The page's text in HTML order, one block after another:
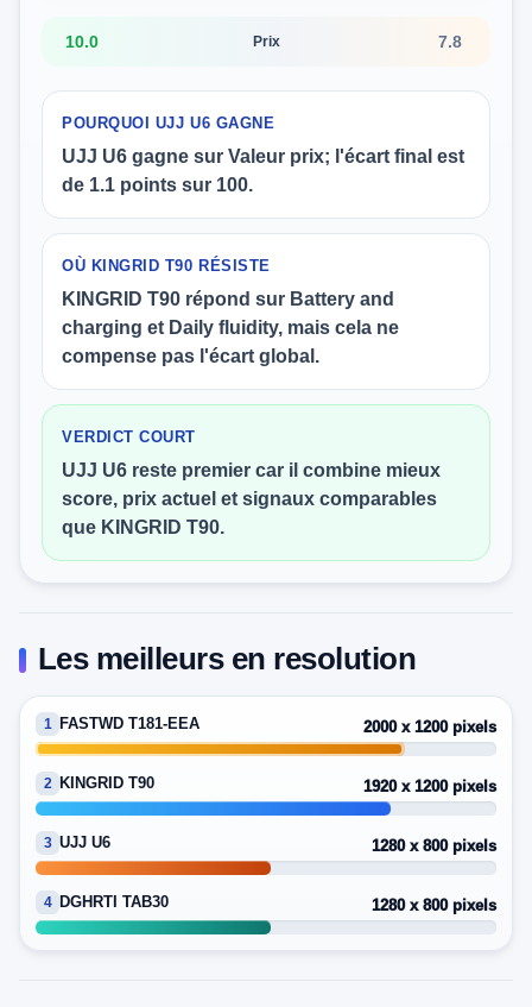
10.0 Prix 7.8
POURQUOI UJJ U6 GAGNE
UJJ U6 gagne sur Valeur prix; l'écart final est
de 1.1 points sur 100.
OÙ KINGRID T90 RÉSISTE
KINGRID T90 répond sur Battery and
charging et Daily fluidity, mais cela ne
compense pas l'écart global.
VERDICT COURT
UJJ U6 reste premier car il combine mieux
score, prix actuel et signaux comparables
que KINGRID T90.
Les meilleurs en resolution
1 FASTWD T181-EEA 2000 x 1200 pixels
2 KINGRID T90 1920 x 1200 pixels
3 UJJ U6 1280 x 800 pixels
4 DGHRTI TAB30 1280 x 800 pixels